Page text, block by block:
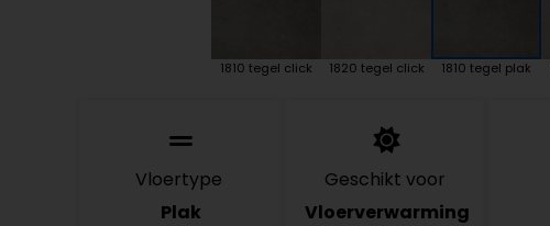
1810 tegel click 1820 tegel click 1810 tegel plak
Vloertype
Plak
Geschikt voor
Vloerverwarming